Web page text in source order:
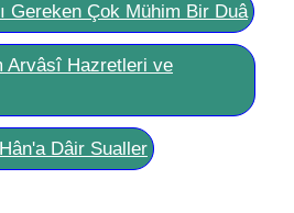
Gereken Çok Mühim Bir Duâ
Arvâsî Hazretleri ve
Dâir Sualler